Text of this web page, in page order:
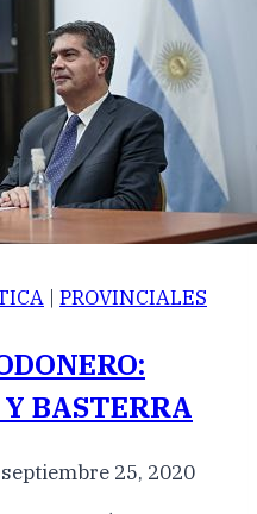
| PROVINCIALES
BASTERRA
septiembre 25, 2020